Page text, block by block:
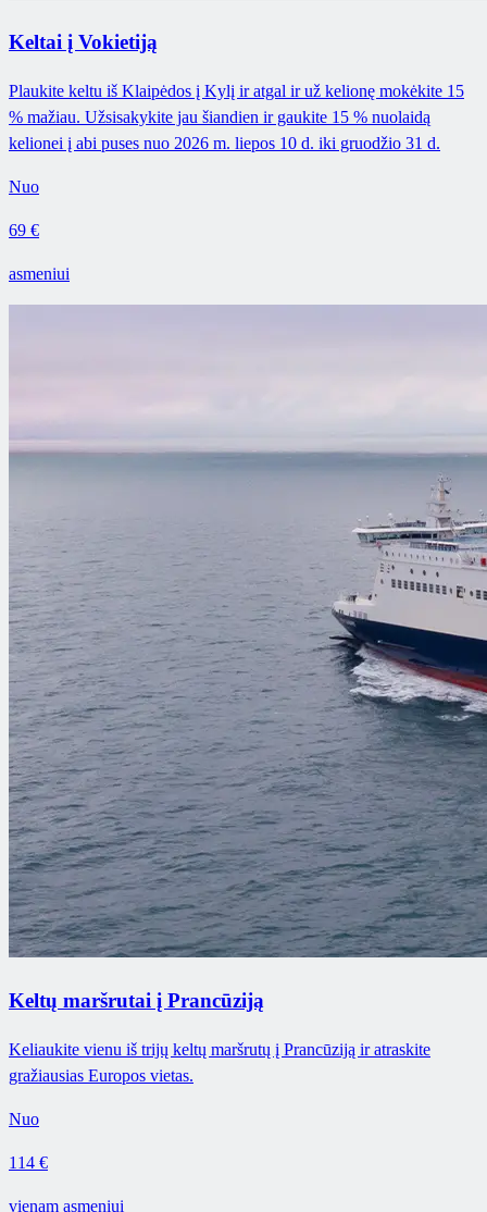
Keltai į Vokietiją
Plaukite keltu iš Klaipėdos į Kylį ir atgal ir už kelionę mokėkite 15
% mažiau. Užsisakykite jau šiandien ir gaukite 15 % nuolaidą
kelionei į abi puses nuo 2026 m. liepos 10 d. iki gruodžio 31 d.
Nuo
69 €
asmeniui
Keltų maršrutai į Prancūziją
Keliaukite vienu iš trijų keltų maršrutų į Prancūziją ir atraskite
gražiausias Europos vietas.
Nuo
114 €
vienam asmeniui